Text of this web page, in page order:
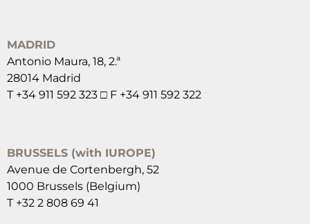
MADRID
Antonio Maura, 18, 2.ª
28014 Madrid
T +34 911 592 323 □ F +34 911 592 322
BRUSSELS (with IUROPE)
Avenue de Cortenbergh, 52
1000 Brussels (Belgium)
T +32 2 808 69 41